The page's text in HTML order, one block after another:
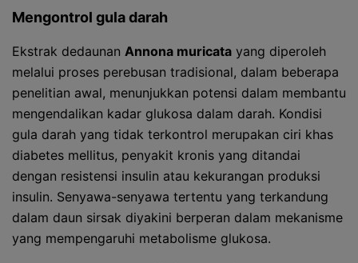
Mengontrol gula darah
Ekstrak dedaunan Annona muricata yang diperoleh
melalui proses perebusan tradisional, dalam beberapa
penelitian awal, menunjukkan potensi dalam membantu
mengendalikan kadar glukosa dalam darah. Kondisi
gula darah yang tidak terkontrol merupakan ciri khas
diabetes mellitus, penyakit kronis yang ditandai
dengan resistensi insulin atau kekurangan produksi
insulin. Senyawa-senyawa tertentu yang terkandung
dalam daun sirsak diyakini berperan dalam mekanisme
yang mempengaruhi metabolisme glukosa.